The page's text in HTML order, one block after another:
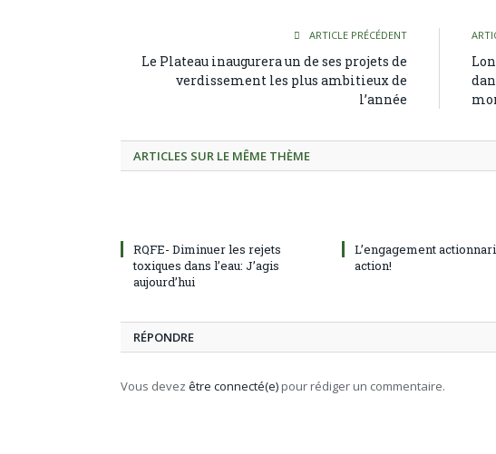
ARTICLE PRÉCÉDENT
Le Plateau inaugurera un de ses projets de
verdissement les plus ambitieux de
l’année
ARTICLES SUR LE MÊME THÈME
RQFE- Diminuer les rejets
toxiques dans l’eau: J’agis
aujourd’hui
L’engagement
action!
RÉPONDRE
Vous devez être connecté(e) pour rédiger un commentaire.